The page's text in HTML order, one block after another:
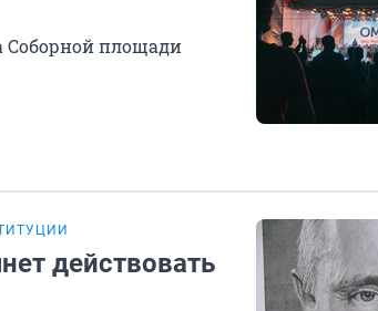
Соборной площади
действовать